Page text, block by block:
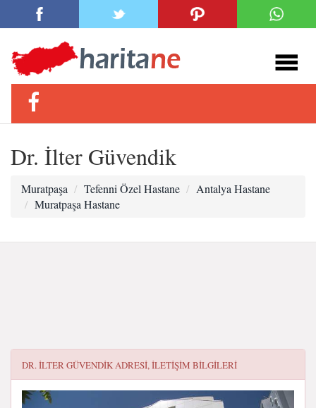
Dr. İlter Güvendik
Muratpaşa Tefenni Özel Hastane
Antalya Hastane
Muratpaşa Hastane
DR. İLTER GÜVENDIKADRESI, ILETIŞIM BILGILERI